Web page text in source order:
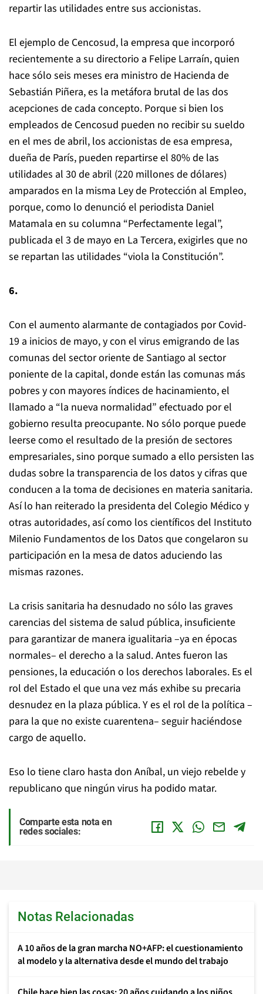
repartir las utilidades entre sus accionistas.
El ejemplo de Cencosud, la empresa que incorporó
recientemente a su directorio a Felipe Larraín, quien
hace sólo seis meses era ministro de Hacienda de
Sebastián Piñera, es la metáfora brutal de las dos
acepciones de cada concepto. Porque si bien los
empleados de Cencosud pueden no recibir su sueldo
en el mes de abril, los accionistas de esa empresa,
dueña de París, pueden repartirse el 80% de las
utilidades al 30 de abril (220 millones de dólares)
amparados en la misma Ley de Protección al Empleo,
porque, como lo denunció el periodista Daniel
Matamala en su columna “Perfectamente legal”,
publicada el 3 de mayo en La Tercera, exigirles que no
se repartan las utilidades “viola la Constitución”.
6.
Con el aumento alarmante de contagiados por Covid-
19 a inicios de mayo, y con el virus emigrando de las
comunas del sector oriente de Santiago al sector
poniente de la capital, donde están las comunas más
pobres y con mayores índices de hacinamiento, el
llamado a “la nueva normalidad” efectuado por el
gobierno resulta preocupante. No sólo porque puede
leerse como el resultado de la presión de sectores
empresariales, sino porque sumado a ello persisten las
dudas sobre la transparencia de los datos y cifras que
conducen a la toma de decisiones en materia sanitaria.
Así lo han reiterado la presidenta del Colegio Médico y
otras autoridades, así como los científicos del Instituto
Milenio Fundamentos de los Datos que congelaron su
participación en la mesa de datos aduciendo las
mismas razones.
La crisis sanitaria ha desnudado no sólo las graves
carencias del sistema de salud pública, insuficiente
para garantizar de manera igualitaria –ya en épocas
normales– el derecho a la salud. Antes fueron las
pensiones, la educación o los derechos laborales. Es el
rol del Estado el que una vez más exhibe su precaria
desnudez en la plaza pública. Y es el rol de la política –
para la que no existe cuarentena– seguir haciéndose
cargo de aquello.
Eso lo tiene claro hasta don Aníbal, un viejo rebelde y
republicano que ningún virus ha podido matar.
Comparte esta nota en
redes sociales:
Notas Relacionadas
A 10 años de la gran marcha NO+AFP: el cuestionamiento
al modelo y la alternativa desde el mundo del trabajo